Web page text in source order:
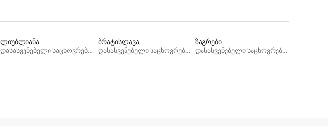
ლიუბლიანა
დასასვენებელი საცხოვრებლები
ბრატისლავა
დასასვენებელი საცხოვრებლები
ზაგრები
დასასვენებელი საცხოვრებლები